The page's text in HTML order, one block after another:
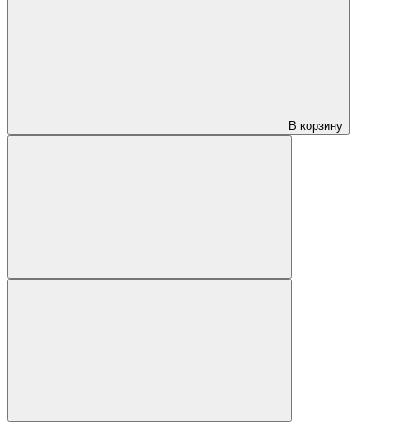
В корзину